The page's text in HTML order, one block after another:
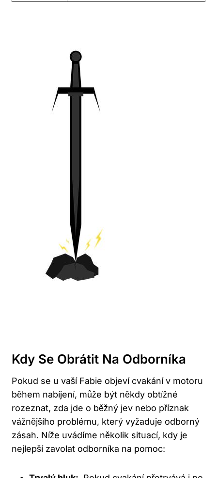
Kdy ⁢se Obrátit Na Odborníka
Pokud se u⁣ vaší Fabie objeví‍ cvakání v ⁤motoru​
během nabíjení, může být někdy ‍obtížné
rozeznat, zda jde o běžný jev nebo příznak
vážnějšího problému, který vyžaduje odborný
zásah. Níže uvádíme několik situací,⁢ kdy​ je
nejlepší zavolat odborníka na pomoc: